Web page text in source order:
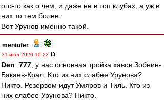
ого-го как о чем, и даже не в топ клубах, а уж в
них то тем более.
Вот Урунов именно такой.
mentufer -
31 июл 2020 10:23
Den_777 , у нас основная тройка хавов Зобнин-
Бакаев-Крал. Кто из них слабее Урунова?
Никто. Резервом идут Умяров и Тиль. Кто из
них слабее Урунова? Никто.